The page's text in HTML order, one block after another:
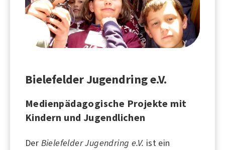
Bielefelder Jugendring e.V.
Medienpädagogische Projekte mit
Kindern und Jugendlichen
Der Bielefelder Jugendring e.V. ist ein